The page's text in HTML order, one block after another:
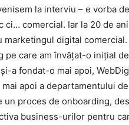
la interviu – e vorba
ci… comercial. Iar la 20 de
marketingul digital
pe care am învățat-o inițial
a fondat-o mai apoi,
apoi a departamentului
un proces de onboarding,
business-urilor pentru